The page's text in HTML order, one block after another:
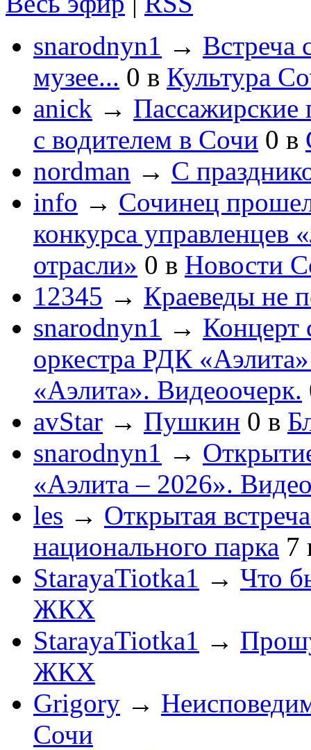
snarodnyn1 → Встреча
музее... 0 в Культура
anick → Пассажирские
с водителем в Сочи 0 в
nordman → С
info → Сочинец
конкурса управленцев
отрасли» 0 в Новости
12345 → Краеведы не
snarodnyn1 → Концерт
оркестра РДК
«Аэлита». Видеоочерк.
avStar → Пушкин 0 в
snarodnyn1 →
«Аэлита – 2026».
les → Открытая
национального парка 7
StarayaTiotka1 → Что
ЖКХ
StarayaTiotka1 →
ЖКХ
Grigory →
Сочи